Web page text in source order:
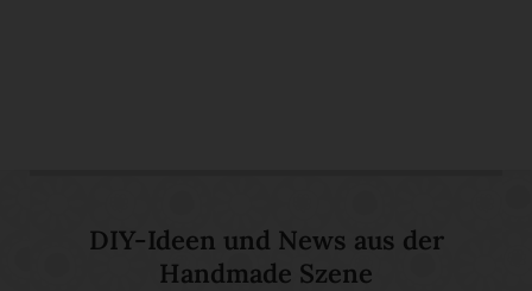
DIY-Ideen und News aus der
Handmade Szene